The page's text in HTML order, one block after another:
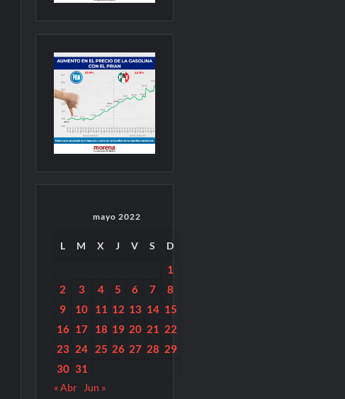
mayo 2022
L M X J V S D
1
2
3 4 5 6 7
8
9
10 11 12 13 14 15
16 17 18 19 20 21 22
23 24 25 26 27 28 29
30 31
« Abr Jun »